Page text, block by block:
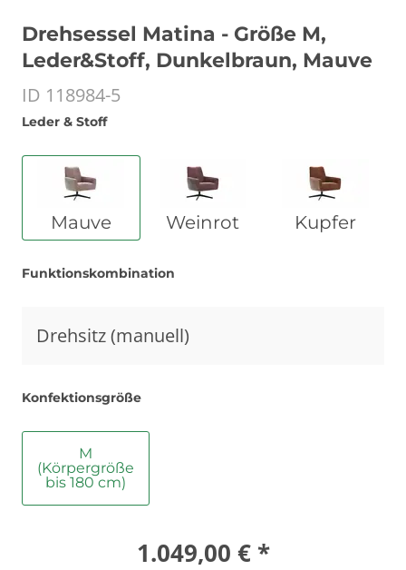
Drehsessel Matina - Größe M,
Leder&Stoff, Dunkelbraun, Mauve
ID 118984-5
Leder & Stoff
Mauve Weinrot Kupfer
Funktionskombination
Drehsitz (manuell)
Konfektionsgröße
M
(Körpergröße
bis 180 cm)
1.049,00 € *